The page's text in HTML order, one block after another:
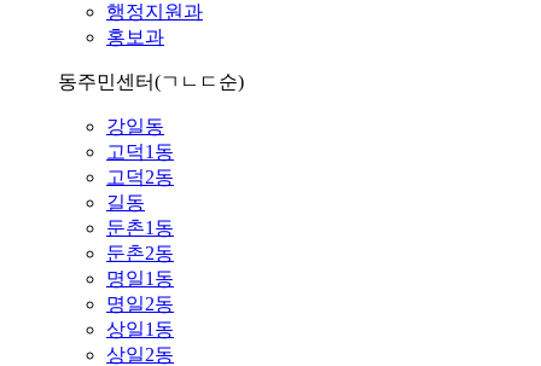
행정지원과
홍보과
동주민센터(ㄱㄴㄷ순)
강일동
고덕1동
고덕2동
길동
둔촌1동
둔촌2동
명일1동
명일2동
상일1동
상일2동